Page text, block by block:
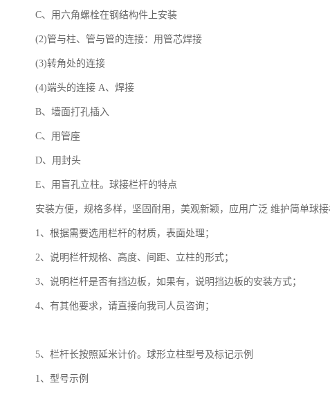
C、用六角螺栓在钢结构件上安装
(2)管与柱、管与管的连接：用管芯焊接
(3)转角处的连接
(4)端头的连接 A、焊接
B、墙面打孔插入
C、用管座
D、用封头
E、用盲孔立柱。球接栏杆的特点
安装方便，规格多样，坚固耐用，美观新颖，应用广泛 维护简单球
1、根据需要选用栏杆的材质，表面处理；
2、说明栏杆规格、高度、间距、立柱的形式；
3、说明栏杆是否有挡边板，如果有，说明挡边板的安装方式；
4、有其他要求，请直接向我司人员咨询；
5、栏杆长按照延米计价。球形立柱型号及标记示例
1、型号示例